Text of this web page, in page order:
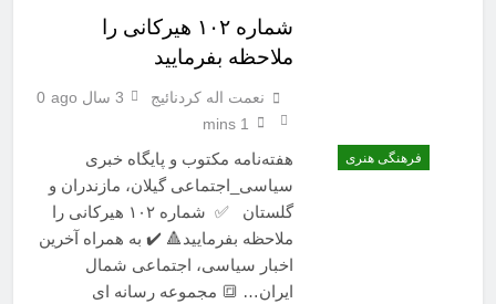
فرهنگی هنری
شماره ۱۰۲ هیرکانی را
ملاحظه بفرمایید
نعمت اله کردنائیج 3 سال ago
0
1 mins
هفته‌نامه مکتوب و پایگاه خبری
سیاسی_اجتماعی گیلان، مازندران و
گلستان ✅ شماره ۱۰۲ هیرکانی را
ملاحظه بفرمایید🔺 ✔️ به همراه آخرین
اخبار سیاسی، اجتماعی شمال
ایران… 🔳 مجموعه رسانه ای